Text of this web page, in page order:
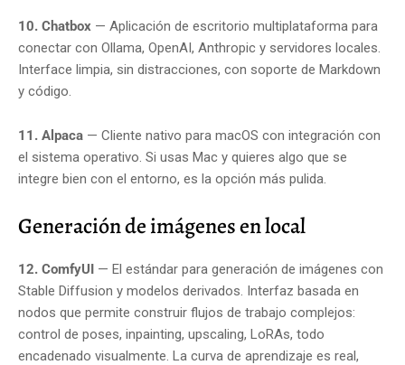
10. Chatbox — Aplicación de escritorio multiplataforma para
conectar con Ollama, OpenAI, Anthropic y servidores locales.
Interface limpia, sin distracciones, con soporte de Markdown
y código.
11. Alpaca — Cliente nativo para macOS con integración con
el sistema operativo. Si usas Mac y quieres algo que se
integre bien con el entorno, es la opción más pulida.
Generación de imágenes en local
12. ComfyUI — El estándar para generación de imágenes con
Stable Diffusion y modelos derivados. Interfaz basada en
nodos que permite construir flujos de trabajo complejos:
control de poses, inpainting, upscaling, LoRAs, todo
encadenado visualmente. La curva de aprendizaje es real,